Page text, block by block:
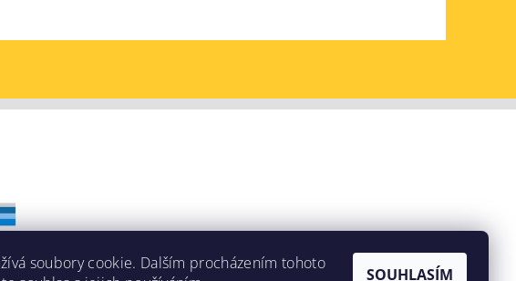
soubory cookie. Dalším procházením tohoto
SOUHLASÍM